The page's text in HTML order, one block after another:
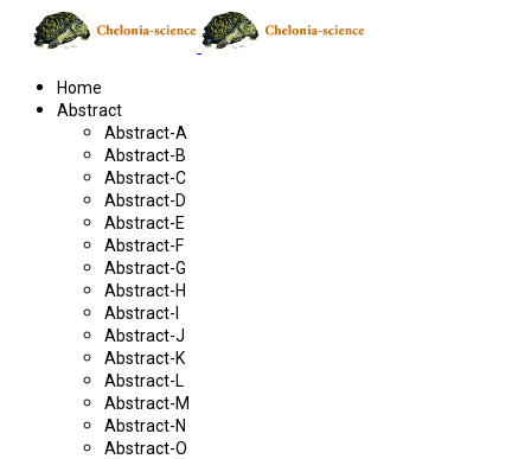
Home
Abstract
Abstract-A
Abstract-B
Abstract-C
Abstract-D
Abstract-E
Abstract-F
Abstract-G
Abstract-H
Abstract-I
Abstract-J
Abstract-K
Abstract-L
Abstract-M
Abstract-N
Abstract-O